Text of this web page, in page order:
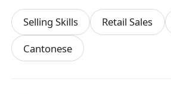
中班（11:00-20:00）或晚班（
6. 無經驗者亦歡迎加入，公司将
技巧傳授及帶教支持。
Selling Skills Retail Sales
Cantonese